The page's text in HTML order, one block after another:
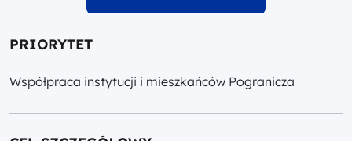
PRIORYTET
Współpraca instytucji i mieszkańców Pogranicza